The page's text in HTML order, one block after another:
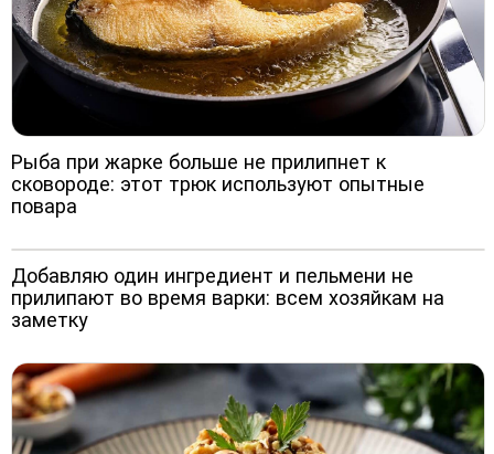
Рыба при жарке больше не прилипнет к
сковороде: этот трюк используют опытные
повара
Добавляю один ингредиент и пельмени не
прилипают во время варки: всем хозяйкам на
заметку